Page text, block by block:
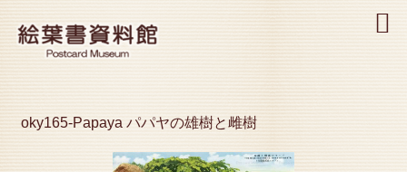
oky165-Papaya パパヤの雄樹と雌樹